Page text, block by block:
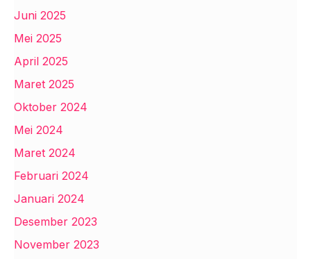
Juni 2025
Mei 2025
April 2025
Maret 2025
Oktober 2024
Mei 2024
Maret 2024
Februari 2024
Januari 2024
Desember 2023
November 2023